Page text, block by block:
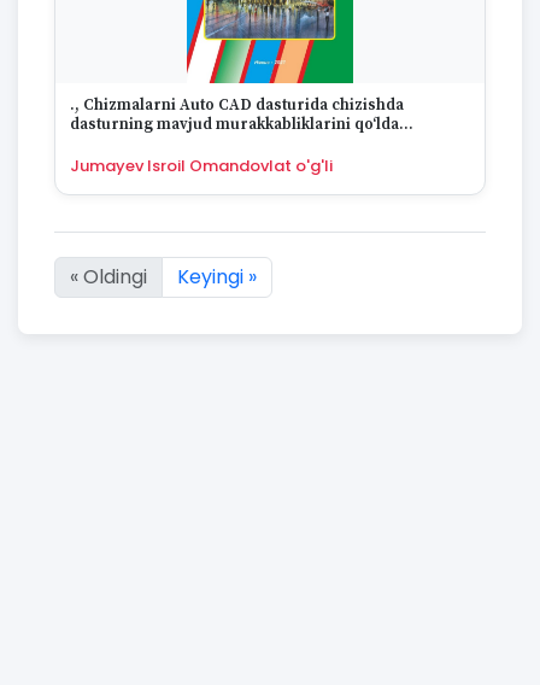
., Chizmalarni Auto CAD dasturida chizishda
dasturning mavjud murakkabliklarini qo‘lda
Jumayev Isroil Omandovlat o'g'li
2904 natijaning :first dan :last gacha ko'rsatildi
« Oldingi Keyingi »